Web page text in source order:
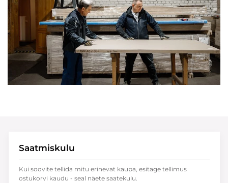
Saatmiskulu
Kui soovite tellida mitu erinevat kaupa, esitage tellimus
ostukorvi kaudu - seal näete saatekulu.